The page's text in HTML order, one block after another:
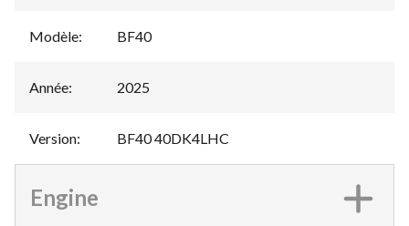
Modèle: BF40
Année: 2025
Version: BF40 40DK4LHC
Engine